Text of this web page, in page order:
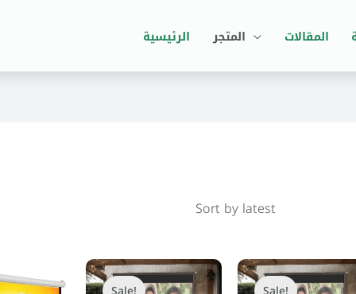
الرئيسية المتجر المقالات
Current
price
Original
price
Current
price
Original
price